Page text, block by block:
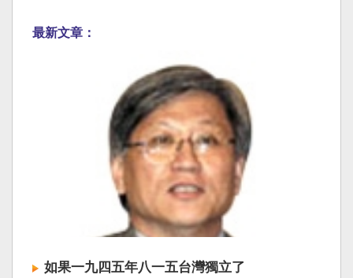
最新文章：
如果一九四五年八一五台灣獨立了